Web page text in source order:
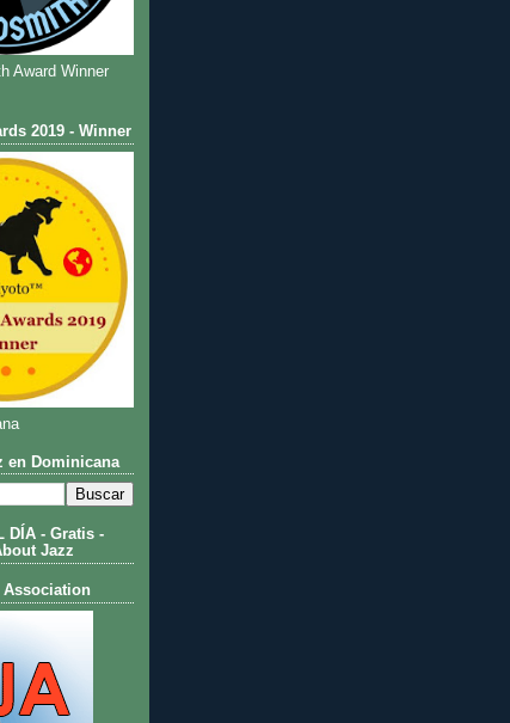
Award Winner
2019 - Winner
en Dominicana
DÍA - Gratis -
Jazz